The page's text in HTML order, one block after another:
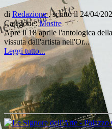
di Redazione, scritto il 24/04/
Categorie:Mostre
Apre il 18 aprile l'antologica
vissuta dall'artista nell'Or...
Leggi tutto...